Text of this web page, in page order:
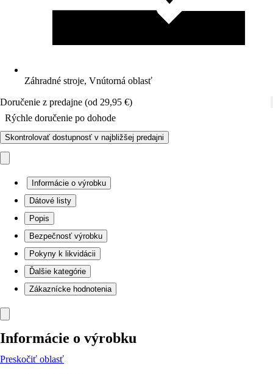
Záhradné stroje, Vnútorná oblasť
Doručenie z predajne (od 29,95 €)
Rýchle doručenie po dohode
Skontrolovať dostupnosť v najbližšej predajni
Informácie o výrobku
Dátové listy
Popis
Bezpečnosť výrobku
Pokyny k likvidácii
Ďalšie kategórie
Zákaznícke hodnotenia
Informácie o výrobku
Preskočiť oblasť